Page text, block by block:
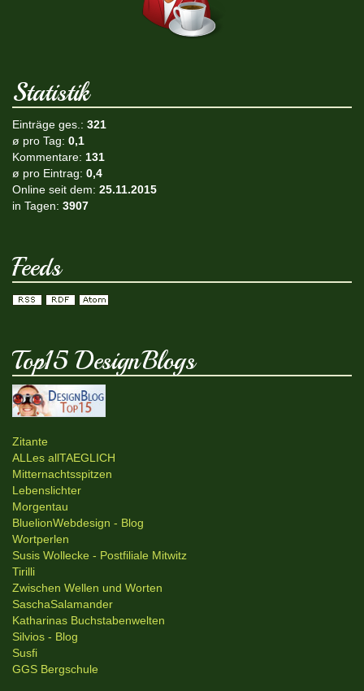
Statistik
Einträge ges.: 321
ø pro Tag: 0,1
Kommentare: 131
ø pro Eintrag: 0,4
Online seit dem: 25.11.2015
in Tagen: 3907
Feeds
Top15 DesignBlogs
Zitante
ALLes allTAEGLICH
Mitternachtsspitzen
Lebenslichter
Morgentau
BluelionWebdesign - Blog
Wortperlen
Susis Wollecke - Postfiliale Mitwitz
Tirilli
Zwischen Wellen und Worten
SaschaSalamander
Katharinas Buchstabenwelten
Silvios - Blog
Susfi
GGS Bergschule